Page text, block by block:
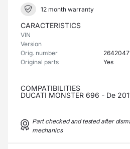
12 month warranty
CARACTERISTICS
VIN
Version
Orig. number
Original parts
Yes
COMPATIBILITIES
DUCATI MONSTER 696 - De
Part checked and tested after
mechanics